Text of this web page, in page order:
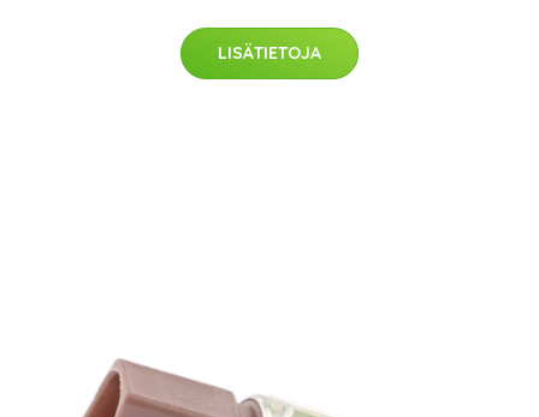
LISÄTIETOJA